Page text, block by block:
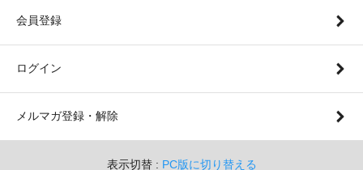
会員登録
ログイン
メルマガ登録・解除
表示切替 : PC版に切り替える